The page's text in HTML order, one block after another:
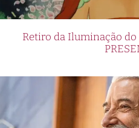
Retiro da Iluminação